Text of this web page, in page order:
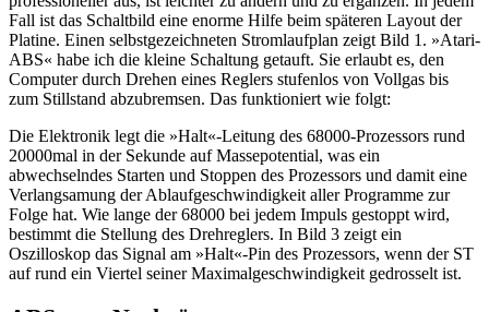
Fall ist das Schaltbild eine enorme Hilfe beim späteren Layout der
Platine. Einen selbstgezeichneten Stromlaufplan zeigt Bild 1. »Atari-
ABS« habe ich die kleine Schaltung getauft. Sie erlaubt es, den
Computer durch Drehen eines Reglers stufenlos von Vollgas bis
zum Stillstand abzubremsen. Das funktioniert wie folgt:
Die Elektronik legt die »Halt«-Leitung des 68000-Prozessors rund
20000mal in der Sekunde auf Massepotential, was ein
abwechselndes Starten und Stoppen des Prozessors und damit eine
Verlangsamung der Ablaufgeschwindigkeit aller Programme zur
Folge hat. Wie lange der 68000 bei jedem Impuls gestoppt wird,
bestimmt die Stellung des Drehreglers. In Bild 3 zeigt ein
Oszilloskop das Signal am »Halt«-Pin des Prozessors, wenn der ST
auf rund ein Viertel seiner Maximalgeschwindigkeit gedrosselt ist.